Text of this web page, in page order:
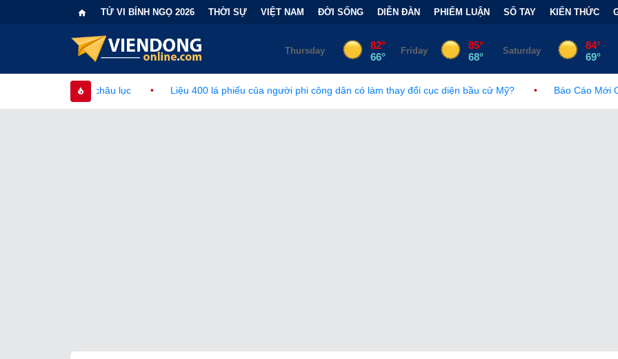
TỬ VI BÍNH NGỌ 2026 THỜI SỰ VIỆT NAM ĐỜI SỐNG DIỄN ĐÀN PHIẾM LUẬN SỔ TAY KIẾN THỨC
Liệu 400 lá phiếu của người phi công dân có làm thay đổi cục diện bầu cử Mỹ? • Báo Cáo Mới Của Hạ Viện Mỹ Và